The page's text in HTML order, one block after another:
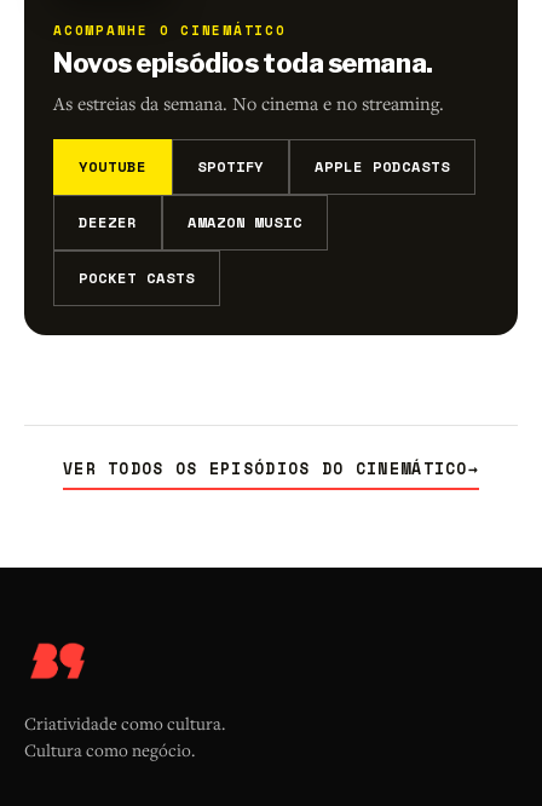
ACOMPANHE O CINEMÁTICO
Novos episódios toda semana.
As estreias da semana. No cinema e no streaming.
YOUTUBE SPOTIFY APPLE PODCASTS
DEEZER AMAZON MUSIC
POCKET CASTS
VER TODOS OS EPISÓDIOS DO CINEMÁTICO→
Criatividade como cultura.
Cultura como negócio.